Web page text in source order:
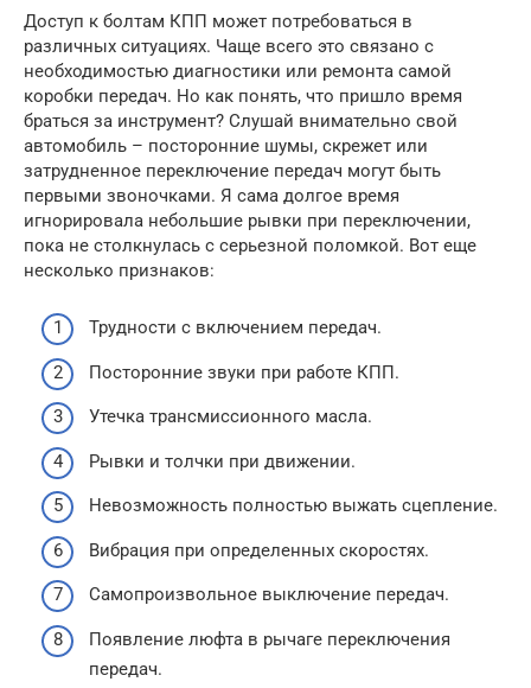
Доступ к болтам КПП может потребоваться в
различных ситуациях. Чаще всего это связано с
необходимостью диагностики или ремонта самой
коробки передач. Но как понять, что пришло время
браться за инструмент? Слушай внимательно свой
автомобиль – посторонние шумы, скрежет или
затрудненное переключение передач могут быть
первыми звоночками. Я сама долгое время
игнорировала небольшие рывки при переключении,
пока не столкнулась с серьезной поломкой. Вот еще
несколько признаков:
Трудности с включением передач.
Посторонние звуки при работе КПП.
Утечка трансмиссионного масла.
Рывки и толчки при движении.
Невозможность полностью выжать сцепление.
Вибрация при определенных скоростях.
Самопроизвольное выключение передач.
Появление люфта в рычаге переключения
передач.